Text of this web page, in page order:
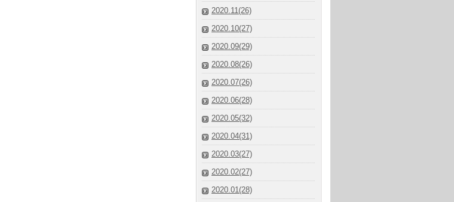
2020.11(26)
2020.10(27)
2020.09(29)
2020.08(26)
2020.07(26)
2020.06(28)
2020.05(32)
2020.04(31)
2020.03(27)
2020.02(27)
2020.01(28)